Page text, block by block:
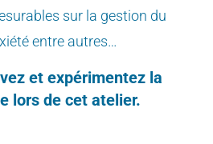
sur la gestion du
entre autres…
et expérimentez la
lors de cet atelier.